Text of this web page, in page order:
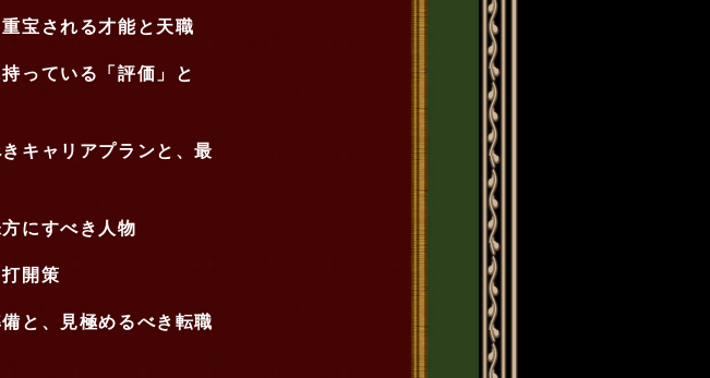
宝される才能と天職
っている「評価」と
キャリアプランと、最
にすべき人物
開策
と、見極めるべき転職